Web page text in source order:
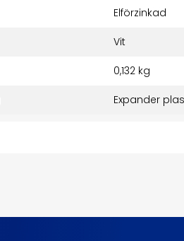
Elförzinkad
Vit
0,132 kg
Expander